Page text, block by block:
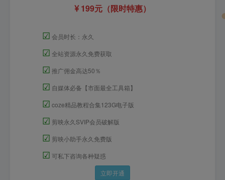
199元（限时特惠）
☑ 会员时长：永久
☑ 全站资源永久免费获取
☑ 推广佣金高达50％
☑ 自媒体必备【市面最全工具箱】
☑ coze精品教程合集123G电子版
☑ 剪映永久SVIP会员破解版
☑ 剪映小助手永久免费版
☑ 可私下咨询各种疑惑
立即开通